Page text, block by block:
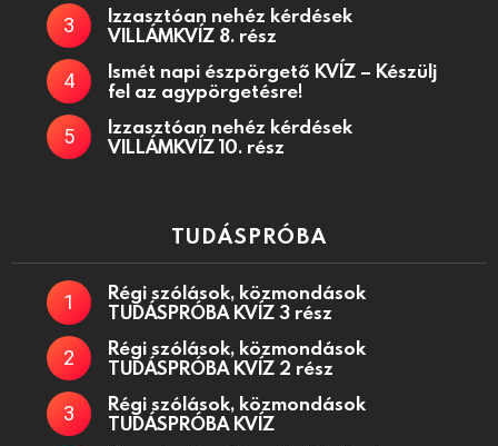
Izzasztóan nehéz kérdések
VILLÁMKVÍZ 8. rész
Ismét napi észpörgető KVÍZ – Készülj
fel az agypörgetésre!
Izzasztóan nehéz kérdések
VILLÁMKVÍZ 10. rész
TUDÁSPRÓBA
Régi szólások, közmondások
TUDÁSPRÓBA KVÍZ 3 rész
Régi szólások, közmondások
TUDÁSPRÓBA KVÍZ 2 rész
Régi szólások, közmondások
TUDÁSPRÓBA KVÍZ